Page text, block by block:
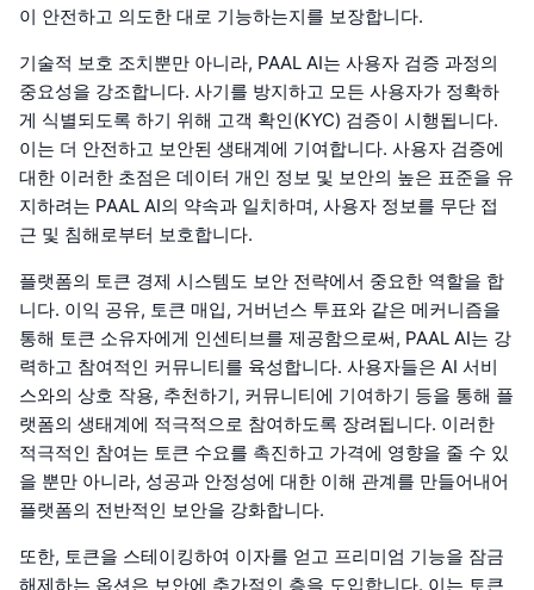
이 안전하고 의도한 대로 기능하는지를 보장합니다.
기술적 보호 조치뿐만 아니라, PAAL AI는 사용자 검증 과정의
중요성을 강조합니다. 사기를 방지하고 모든 사용자가 정확하
게 식별되도록 하기 위해 고객 확인(KYC) 검증이 시행됩니다.
이는 더 안전하고 보안된 생태계에 기여합니다. 사용자 검증에
대한 이러한 초점은 데이터 개인 정보 및 보안의 높은 표준을 유
지하려는 PAAL AI의 약속과 일치하며, 사용자 정보를 무단 접
근 및 침해로부터 보호합니다.
플랫폼의 토큰 경제 시스템도 보안 전략에서 중요한 역할을 합
니다. 이익 공유, 토큰 매입, 거버넌스 투표와 같은 메커니즘을
통해 토큰 소유자에게 인센티브를 제공함으로써, PAAL AI는 강
력하고 참여적인 커뮤니티를 육성합니다. 사용자들은 AI 서비
스와의 상호 작용, 추천하기, 커뮤니티에 기여하기 등을 통해 플
랫폼의 생태계에 적극적으로 참여하도록 장려됩니다. 이러한
적극적인 참여는 토큰 수요를 촉진하고 가격에 영향을 줄 수 있
을 뿐만 아니라, 성공과 안정성에 대한 이해 관계를 만들어내어
플랫폼의 전반적인 보안을 강화합니다.
또한, 토큰을 스테이킹하여 이자를 얻고 프리미엄 기능을 잠금
해제하는 옵션은 보안에 추가적인 층을 도입합니다. 이는 토큰